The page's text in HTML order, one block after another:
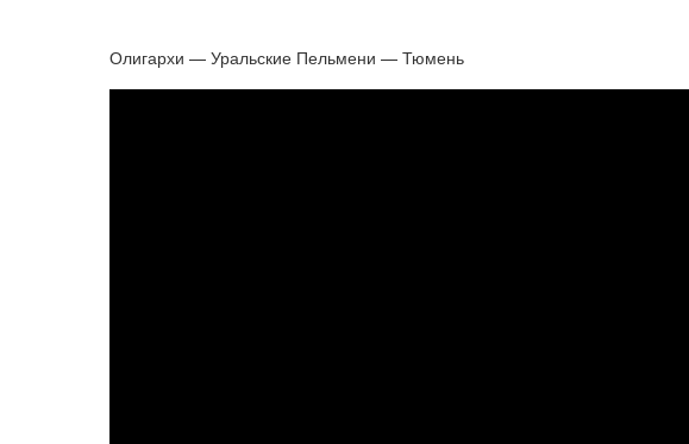
Олигархи — Уральские Пельмени — Тюмень